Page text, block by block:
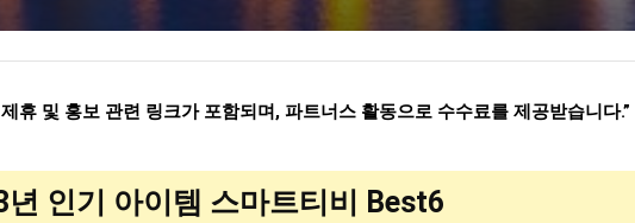
휴 및 홍보 관련 링크가 포함되며, 파트너스 활동으로 수수료를 제공받습니다.”
년 인기 아이템 스마트티비 Best6